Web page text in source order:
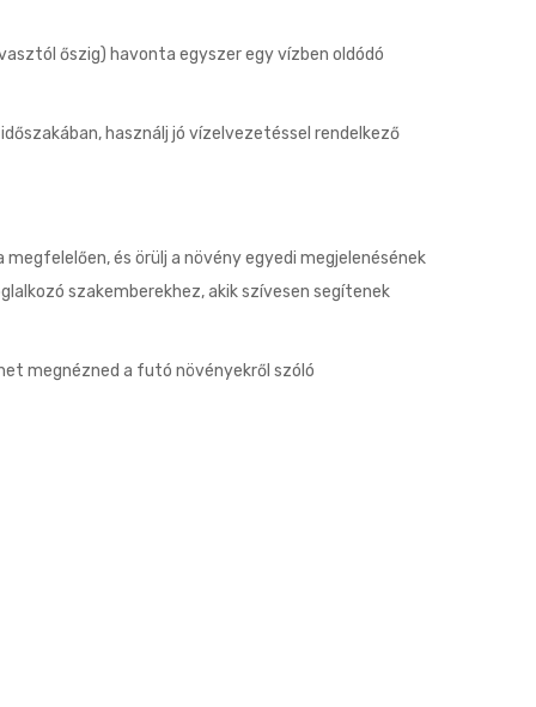
őszig) havonta egyszer egy vízben oldódó
használj jó vízelvezetéssel rendelkező
és örülj a növény egyedi megjelenésének
szakemberekhez, akik szívesen segítenek
megnézned a futó növényekről szóló